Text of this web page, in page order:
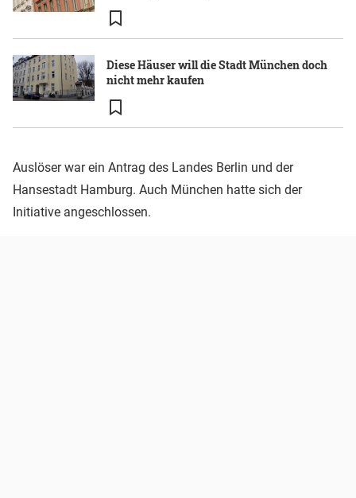
Diese Häuser will die Stadt München doch
nicht mehr kaufen
Auslöser war ein Antrag des Landes Berlin und der
Hansestadt Hamburg. Auch München hatte sich der
Initiative angeschlossen.